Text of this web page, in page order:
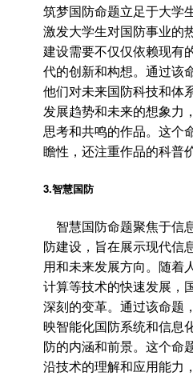
筑梦国防命题立足于大学
激发大学生对国防事业的
建设需要不仅仅依赖现有
代的创新和构想。通过该
他们对未来国防科技和体
发展趋势和未来的想象力
思考和共鸣的作品。这个
瞻性，还注重作品的科普
3.智慧国防
智慧国防命题聚焦于信
防建设，旨在展示现代信
用和未来发展方向。随着
计算等技术的快速发展，
深刻的变革。通过该命题
映智能化国防系统和信息
防的内涵和前景。这个命
沿技术的理解和应用能力